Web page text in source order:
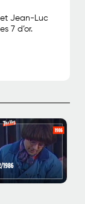
et Jean-Luc
7 d’or.